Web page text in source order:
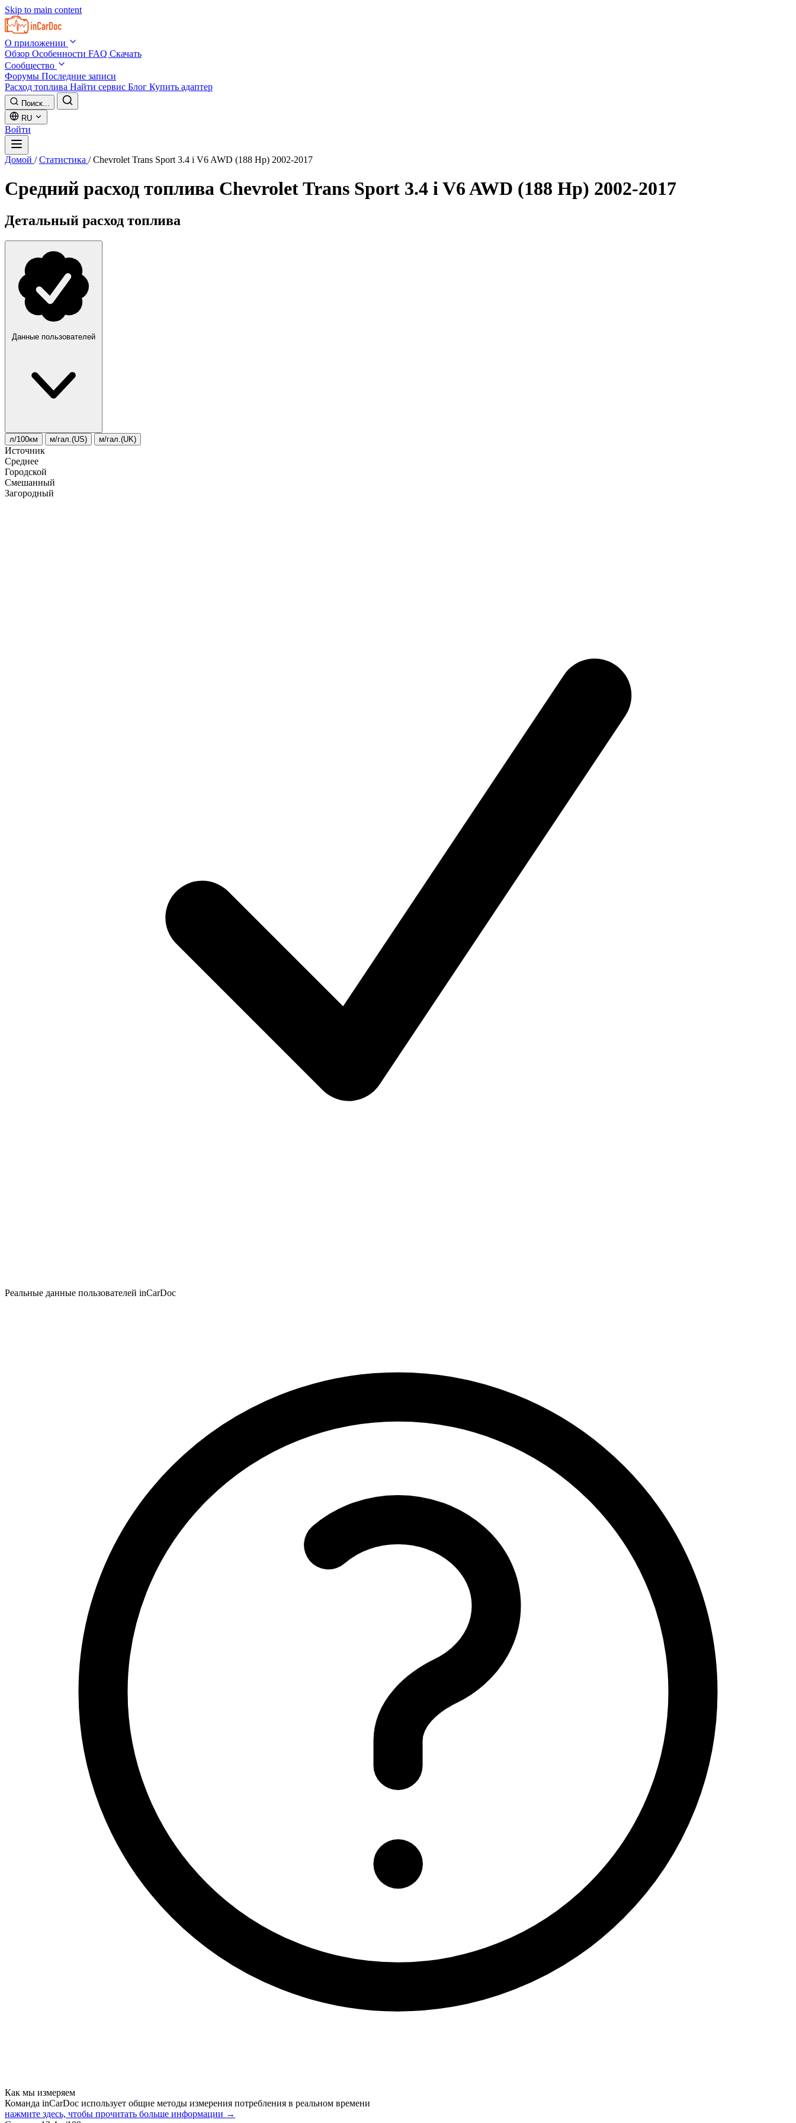
Skip to main content
О приложении
Обзор Особенности FAQ Скачать
Сообщество
Форумы Последние записи
Расход топлива Найти сервис Блог Купить адаптер
Поиск...
RU
Войти
Домой / Статистика / Chevrolet Trans Sport 3.4 i V6 AWD (188 Hp) 2002-2017
Средний расход топлива Chevrolet Trans Sport 3.4 i V6 AWD (188 Hp) 2002-2017
Детальный расход топлива
Данные пользователей
л/100км м/гал.(US) м/гал.(UK)
Источник
Среднее
Городской
Смешанный
Загородный
Реальные данные пользователей inCarDoc
Как мы измеряем
Команда inCarDoc использует общие методы измерения потребления в реальном времени
нажмите здесь, чтобы прочитать больше информации →